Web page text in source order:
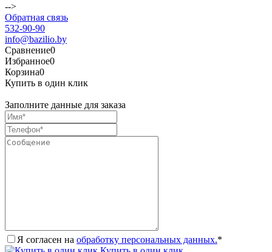
-->
Обратная связь
532-90-90
info@bazilio.by
Сравнение0
Избранное0
Корзина0
Купить в один клик
Заполните данные для заказа
Я согласен на обработку персональных данных.*